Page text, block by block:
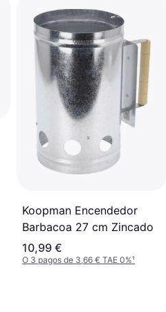
Koopman Encendedor
Barbacoa 27 cm Zincado
10,99 €
O 3 pagos de 3,66 € TAE 0%¹